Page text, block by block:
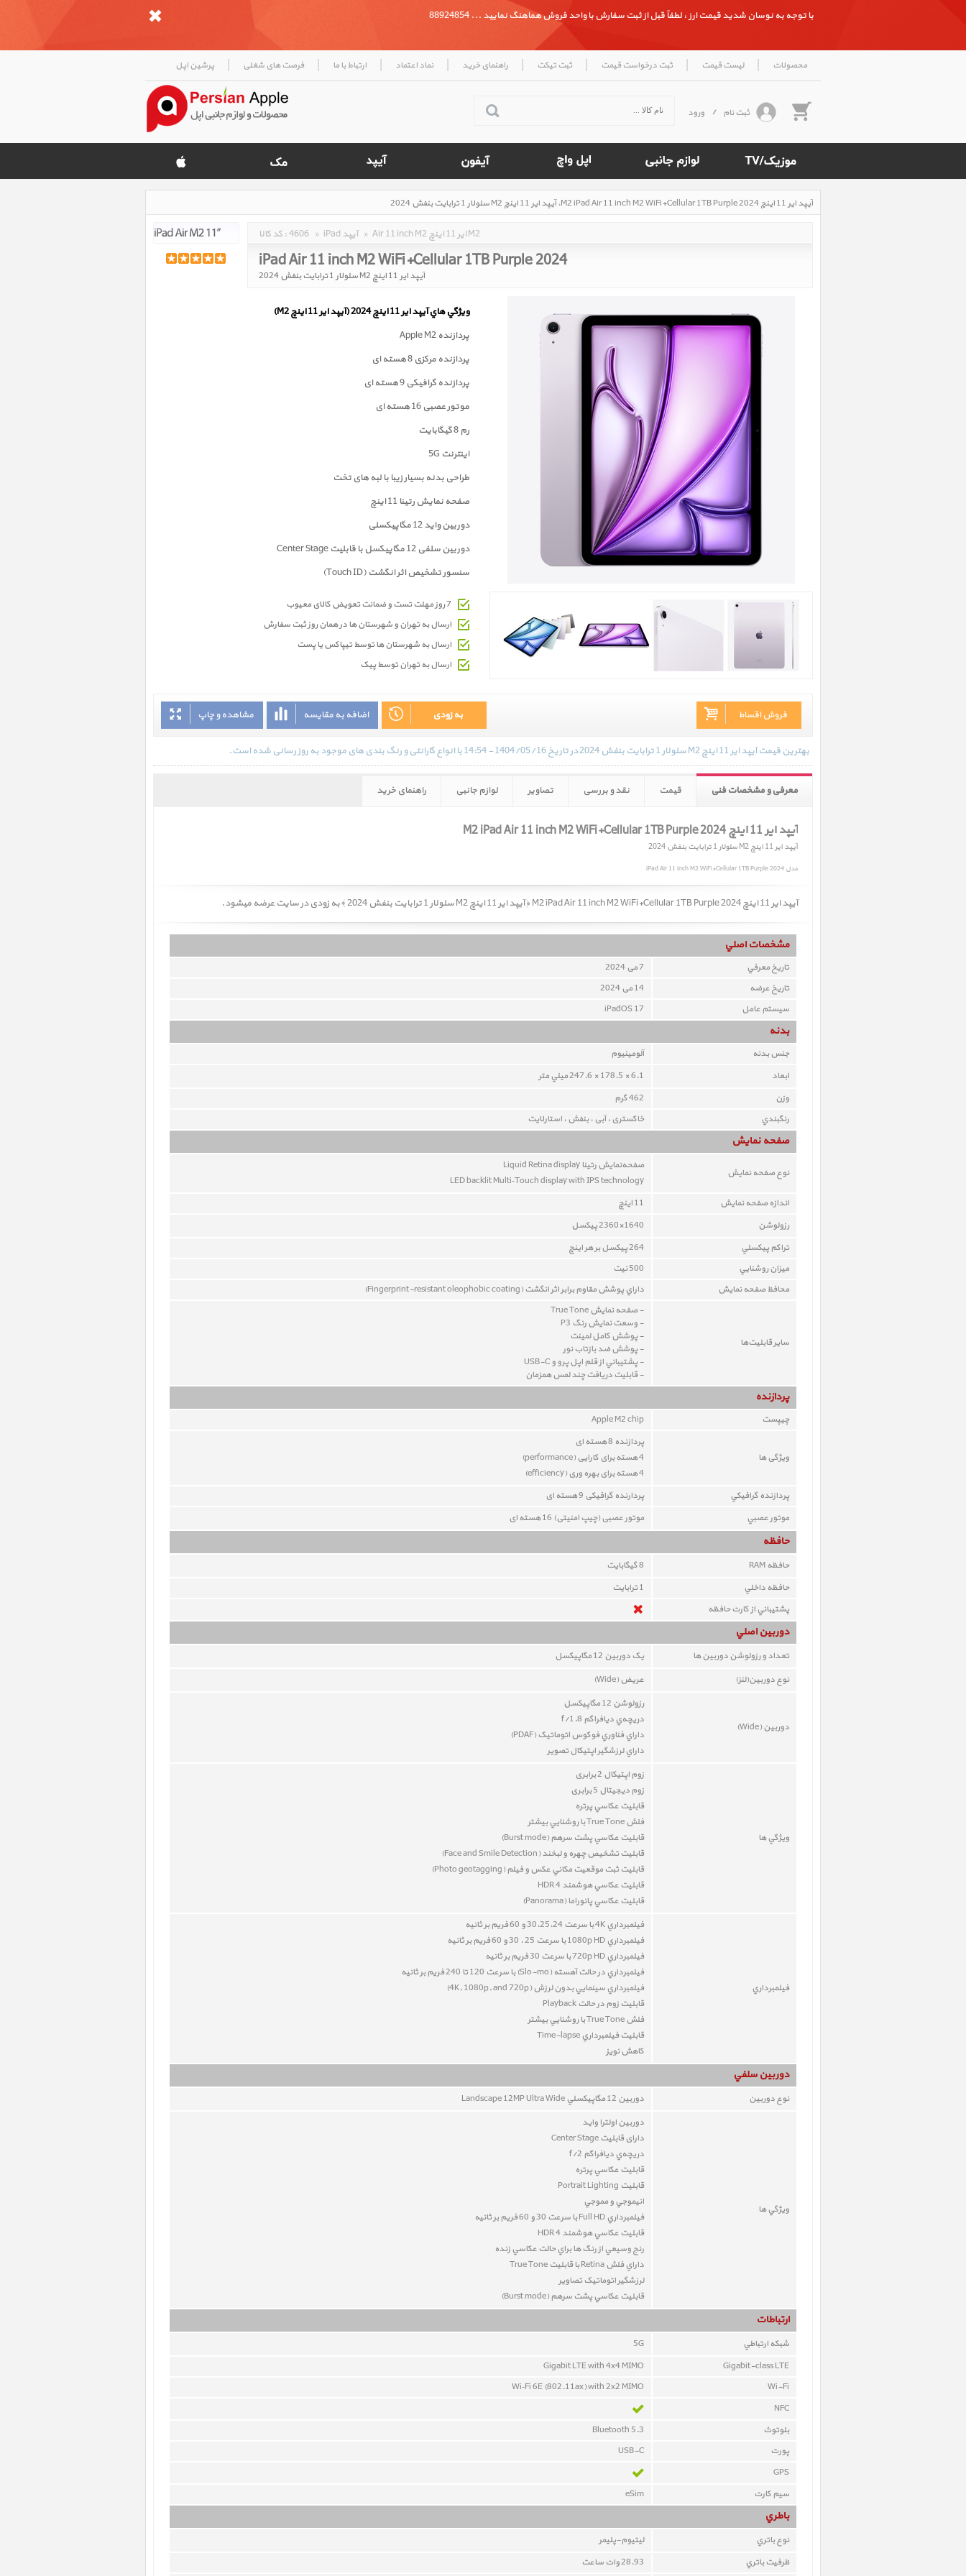
با توجه به نوسان شدید قیمت ارز ، لطفاً قبل از ثبت سفارش با واحد فروش هماهنگ نمایید ... 88924854
محصولات | لیست قیمت | ثبت درخواست قیمت | ثبت تیکت | راهنمای خرید | نماد اعتماد | ارتباط با ما | فرصت های شغلی | پرشین اپل
ثبت نام / ورود
آیپد ایر 11 اینچ M2 iPad Air 11 inch M2 WiFi+Cellular 1TB Purple 2024، آیپد ایر 11 اینچ M2 سلولار 1 ترابایت بنفش 2024
Rated
کد کالا :4606 » iPad آیپد » Air 11 inch M2 ایر 11 اینچ M2
iPad Air 11 inch M2 WiFi+Cellular 1TB Purple 2024
آیپد ایر 11 اینچ M2 سلولار 1 ترابایت بنفش 2024
ويژگي هاي آيپد ایر 11 اینچ 2024 (آیپد ایر 11 اینچ M2)
پردازنده Apple M2
پردازنده مرکزی 8 هسته ای
پردازنده گرافیکی 9 هسته ای
موتور عصبی 16 هسته ای
رم 8 گیگابایت
اینترنت 5G
طراحی بدنه بسیار زیبا با لبه های تخت
صفحه نمايش رتینا 11 اینچ
دوربين واید 12 مگاپیکسلی
دوربین سلفی 12 مگاپیکسل با قابلیت Center Stage
سنسور تشخیص اثر انگشت (Touch ID)
7 روز مهلت تست و ضمانت تعویض کالای معیوب
ارسال به تهران و شهرستان ها در همان روز ثبت سفارش
ارسال به شهرستان ها توسط تیپاکس یا پست
ارسال به تهران توسط پیک
مشاهده و چاپ اضافه به مقایسه به زودی فروش اقساط
بهترین قیمت آیپد ایر 11 اینچ M2 سلولار 1 ترابایت بنفش 2024 در تاریخ 1404/05/16 - 14:54 با انواع گارانتی و رنگ بندی های موجود به روز رسانی شده است.
معرفی و مشخصات فنی قیمت نقد و بررسی تصاویر لوازم جانبی راهنمای خرید
آیپد ایر 11 اینچ M2 iPad Air 11 inch M2 WiFi+Cellular 1TB Purple 2024
آیپد ایر 11 اینچ M2 سلولار 1 ترابایت بنفش 2024
مدل iPad Air 11 inch M2 WiFi+Cellular 1TB Purple 2024
آیپد ایر 11 اینچ M2 iPad Air 11 inch M2 WiFi+Cellular 1TB Purple 2024 ﴿ آیپد ایر 11 اینچ M2 سلولار 1 ترابایت بنفش 2024 ﴾ به زودی در سایت عرضه میشود.
مشخصات اصلي
تاريخ معرفي
7 می 2024
تاريخ عرضه
14 می 2024
سيستم عامل
iPadOS 17
بدنه
جنس بدنه
آلومينيوم
ابعاد
6.1 × 178.5 × 247.6 ميلي متر
وزن
462 گرم
رنگبندي
خاکستری ، آبی ، بنفش ، استارلایت
صفحه نمايش
نوع صفحه نمايش
صفحه‌نمايش رتينا Liquid Retina display
LED backlit Multi‑Touch display with IPS technology
اندازه صفحه نمايش
11 اينچ
رزولوشن
1640×2360 پيکسل
تراکم پيکسلي
264 پيکسل بر هر اينچ
ميزان روشنايي
500 نیت
محافظ صفحه نمايش
داراي پوشش مقاوم برابر اثر انگشت (Fingerprint-resistant oleophobic coating)
ساير قابليت‌ها
- صفحه نمايش True Tone
- وسعت نمايش رنگ P3
- پوشش کامل لمينت
- پوشش ضد بازتاب نور
- پشتيباني از قلم اپل پرو و USB-C
- قابليت دريافت چند لمس همزمان
پردازنده
چيپست Apple M2 chip
ویژگی ها
پردازنده 8 هسته ای
4 هسته برای کارایی (performance)
4 هسته برای بهره وری (
efficiency
)
پردازنده گرافيکي
پردارنده گرافیکی 9 هسته ای
موتور عصبي
موتور عصبی (چیپ امنیتی) 16 هسته ای
حافظه
حافظه RAM 8گيگابايت
حافظه داخلي
1 ترابایت
پشتيباني از کارت حافظه
دوربين اصلي
تعداد و رزولوشن دوربين ها یک دوربين 12
مگاپيکسل
نوع دوربين(لنز)
عريض (Wide)
دوربين (Wide)
رزولوشن 12 مگاپيکسل
دريچه‌ي ديافراگم f/1.8
داراي فناوري فوکوس اتوماتيک (PDAF)
دارايلرزشگير اپتيکال تصوير
ويژگي ها
زوم اپتیکال 2 برابری
زوم دیجیتال 5 برابری
قابليت عکاسي پرتره
فلش True Tone با روشنايي بيشتر
قابليت عکاسي پشت سرهم (Burst mode)
قابليت تشخيص چهره و لبخند(
Face and Smile Detection
)
قابليت ثبت موقعيت مکاني عکس و فيلم (Photo geotagging)
قابليت عکاسي هوشمند HDR 4
قابليت عکاسي پانوراما (Panorama)
فيلمبرداري
فيلمبرداري 4K با سرعت 30،25،24 و 60 فريم بر ثانيه
فيلمبرداري 1080p HD با سرعت 25 ، 30 و 60 فريم بر ثانيه
فيلمبرداري 720p HD با سرعت 30 فريم بر ثانيه
فيلمبرداري در حالت آهسته (Slo-mo) با سرعت 120 تا 240 فريم بر ثانيه
فيلمبرداري سينمايي بدون لرزش (4K, 1080p, and 720p)
قابليت زوم در حالت Playback
فلش True Tone با روشنايي بيشتر
قابليت فيلمبرداري Time-lapse
کاهش نويز
دوربين سلفي
نوع دوربين دوربين 12 مگاپيکسلي Landscape 12MP Ultra Wide
ويژگي ها
دوربین اولترا واید
دارای قابلیت Center Stage
دريچه‌ي ديافراگم f/2
قابليت عکاسي پرتره
قابليت Portrait Lighting
انيموجي و مموجي
فيلمبرداري Full HD با سرعت 30 و 60 فريم بر ثانيه
قابليت عکاسي هوشمند HDR 4
رنج وسيعي از رنگ ها براي حالت عکاسي زنده
داراي فلش Retina با قابلیت True Tone
لرزشگير اتوماتيک تصاوير
قابليت عکاسي پشت سرهم (Burst mode)
ارتباطات
شبکه ارتباطي
5G
Gigabit-class LTE
Gigabit LTE with 4x4 MIMO
Wi-Fi
Wi‑Fi 6E (802.11ax) with 2x2 MIMO
NFC
بلوتوث
Bluetooth 5.3
پورت
USB-C
GPS
سيم کارت
eSim
باطري
نوع باتري
ليتيوم-پلیمر
ظرفيت باتري
28.93 وات ساعت